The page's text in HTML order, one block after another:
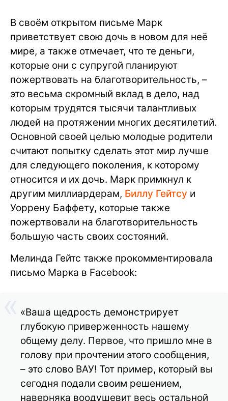
В своём открытом письме Марк
приветствует свою дочь в новом для неё
мире, а также отмечает, что те деньги,
которые они с супругой планируют
пожертвовать на благотворительность, –
это весьма скромный вклад в дело, над
которым трудятся тысячи талантливых
людей на протяжении многих десятилетий.
Основной своей целью молодые родители
считают попытку сделать этот мир лучше
для следующего поколения, к которому
относится и их дочь. Марк примкнул к
другим миллиардерам, Биллу Гейтсу и
Уоррену Баффету, которые также
пожертвовали на благотворительность
большую часть своих состояний.
Мелинда Гейтс также прокомментировала
письмо Марка в Facebook:
«Ваша щедрость демонстрирует
глубокую приверженность нашему
общему делу. Первое, что пришло мне в
голову при прочтении этого сообщения,
– это слово ВАУ! Тот пример, который вы
сегодня подали своим решением,
наверняка воодушевит весь остальной